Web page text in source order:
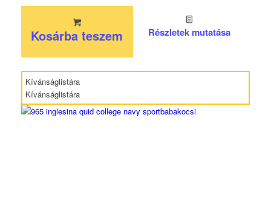
Kosárba teszem Részletek mutatása
Kívánságlistára
Kívánságlistára